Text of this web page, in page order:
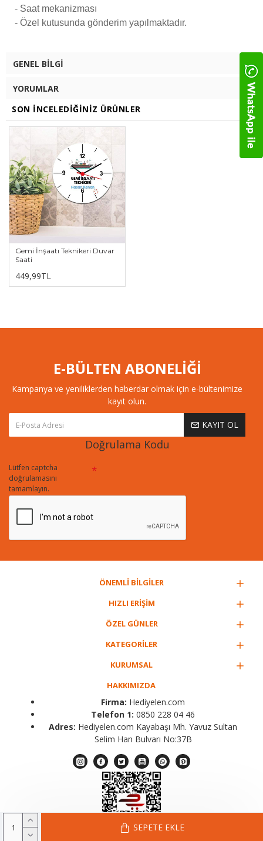
SEPETE EKLE
- Saat mekanizması
- Özel kutusunda gönderim yapılmaktadır.
GENEL BILGI
YORUMLAR
SON İNCELEDIĞINIZ ÜRÜNLER
Gemi İnşaatı Teknikeri Duvar
Saati
449,99TL
E-BÜLTEN ABONELİĞİ
Kampanya ve yeniliklerden haberdar olmak için e-bültenimize
kayıt olun.
KAYIT OL
Doğrulama Kodu
Lütfen captcha
doğrulamasını
tamamlayın.
ÖNEMLİ BİLGİLER
HIZLI ERİŞİM
ÖZEL GÜNLER
KATEGORİLER
KURUMSAL
HAKKIMIZDA
Firma: Hediyelen.com
Telefon 1: 0850 228 04 46
Adres: Hediyelen.com Kayabaşı Mh. Yavuz Sultan
Selim Han Bulvarı No:37B